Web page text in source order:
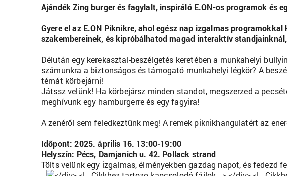
Ajándék Zing burger és fagylalt, inspiráló E.ON-os programok és
Gyere el az E.ON Piknikre, ahol egész nap izgalmas
szakembereinek, és kipróbálhatod magad interaktív
Délután egy kerekasztal-beszélgetés keretében a munkahelyi
számunkra a biztonságos és támogató munkahelyi légkör? A
témát körbejárni!
Játssz velünk! Ha körbejársz minden standot, megszerzed a
meghívunk egy hamburgerre és egy fagyira!
A zenéről sem feledkeztünk meg! A remek piknikhangulatért az
Időpont: 2025. április 16. 13:00-19:00
Helyszín: Pécs, Damjanich u. 42. Pollack strand
Tölts velünk egy izgalmas, élményekben gazdag napot, és fedezd